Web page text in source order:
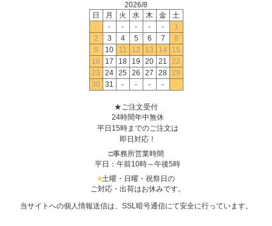
2026/8
日
月 火 水 木 金
土
-
- - - - -
1
2
3 4 5 6 7
8
9
10 11 12 13 14
15
16
17 18 19 20 21
22
23
24 25 26 27 28 29
30
31 - - - - -
★ご注文受付
24時間年中無休
平日15時までのご注文は
即日対応！
□事務所営業時間
平日：午前10時～午後5時
■土曜・日曜・祝祭日の
ご対応・出荷はお休みです。
当サイトへの個人情報送信は、SSL暗号通信にて安全に行っています。